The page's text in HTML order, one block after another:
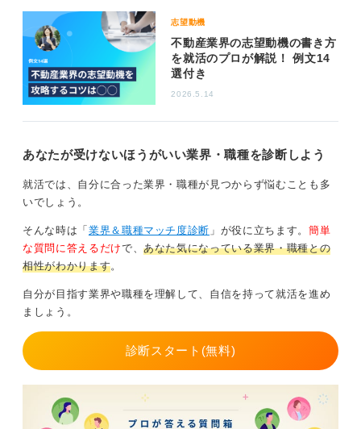
えてくれるはずです。
志望動機
不動産業界の志望動機の書き方
を就活のプロが解説！ 例文14
選付き
2026.5.14
あなたが受けないほうがいい業界・職種を診断しよう
就活では、自分に合った業界・職種が見つからず悩むことも多
いでしょう。
そんな時は「 業界＆職種マッチ度診断 」が役に立ちます。 簡単
な質問に答えるだけで、あなた気になっている業界・職種との
相性がわかります。
自分が目指す業界や職種を理解して、自信を持って就活を進め
ましょう。
診断スタート(無料)